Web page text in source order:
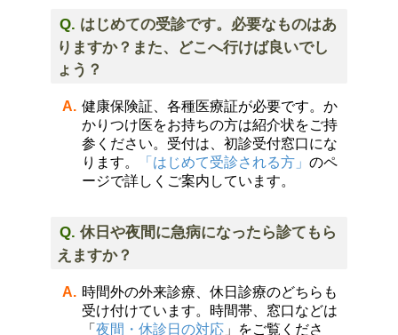
はじめての受診です。必要なものはあ
りますか？また、どこへ行けば良いでし
ょう？
健康保険証、各種医療証が必要です。か
かりつけ医をお持ちの方は紹介状をご持
参ください。受付は、初診受付窓口にな
ります。
「はじめて受診される方」 のペ
ージで詳しくご案内しています。
休日や夜間に急病になったら診てもら
えますか？
時間外の外来診療、休日診療のどちらも
受け付けています。時間帯、窓口などは
「 夜間・休診日の対応 」をご覧くださ